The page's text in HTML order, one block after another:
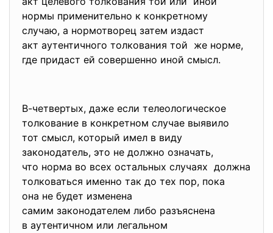
нормы применительно к конкретному
случаю, а нормотворец затем издаст
акт аутентичного толкования той же норме,
где придаст ей совершенно иной смысл.
В-четвертых, даже если телеологическое
толкование в конкретном случае выявило
тот смысл, который имел в виду
законодатель, это не должно означать,
что норма во всех остальных случаях должна
толковаться именно так до тех пор, пока
она не будет изменена
самим законодателем либо разъяснена
в аутентичном или легальном